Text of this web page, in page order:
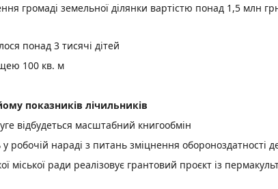
громаді земельної ділянки вартістю понад 1,5 млн
понад 3 тисячі дітей
100 кв. м
показників лічильників
відбудеться масштабний книгообмін
робочій нараді з питань зміцнення обороноздатності
ради реалізовує грантовий проєкт із